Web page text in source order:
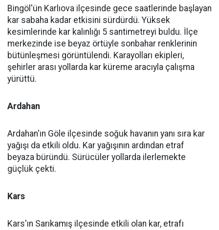
Bingöl'ün Karlıova ilçesinde gece saatlerinde başlayan
kar sabaha kadar etkisini sürdürdü. Yüksek
kesimlerinde kar kalınlığı 5 santimetreyi buldu. İlçe
merkezinde ise beyaz örtüyle sonbahar renklerinin
bütünleşmesi görüntülendi. Karayolları ekipleri,
şehirler arası yollarda kar küreme aracıyla çalışma
yürüttü.
Ardahan
Ardahan'ın Göle ilçesinde soğuk havanın yanı sıra kar
yağışı da etkili oldu. Kar yağışının ardından etraf
beyaza büründü. Sürücüler yollarda ilerlemekte
güçlük çekti.
Kars
Kars'ın Sarıkamış ilçesinde etkili olan kar, etrafı